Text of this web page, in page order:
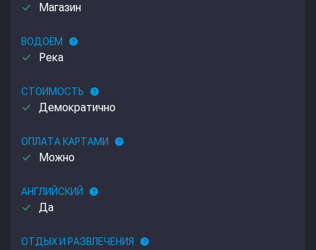
done Магазин
ВОДОЁМ help
done Река
СТОИМОСТЬ help
done Демократично
ОПЛАТА КАРТАМИ help
done Можно
АНГЛИЙСКИЙ help
done Да
ОТДЫХ И РАЗВЛЕЧЕНИЯ help